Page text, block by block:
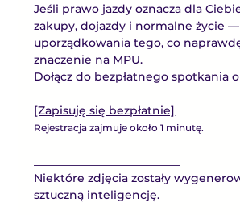
Jeśli prawo jazdy oznacza dla
zakupy, dojazdy i normalne życie
uporządkowania tego, co
znaczenie na MPU.
Dołącz do bezpłatnego spotkania
[Zapisuję się bezpłatnie]
Rejestracja zajmuje około 1 minutę.
Niektóre zdjęcia zostały
sztuczną inteligencję.